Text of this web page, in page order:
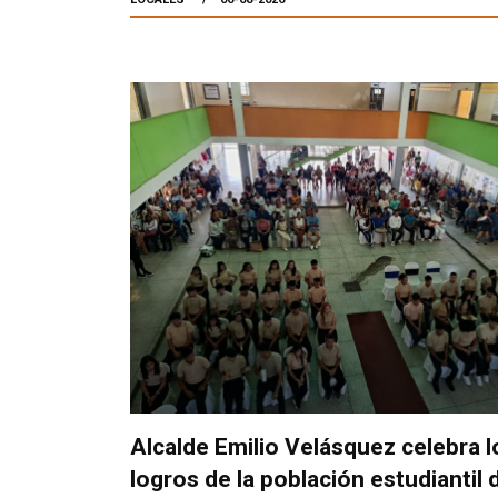
Alcalde Emilio Velásquez celebra
logros de la población estudiantil